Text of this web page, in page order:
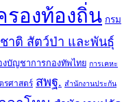
รองท้องถิ่น กรม
าติ สัตว์ป่า และพันธุ์
งบัญชาการกองทัพไทย การเคหะ
รศาสตร์ สพฐ. สำนักงานประกัน